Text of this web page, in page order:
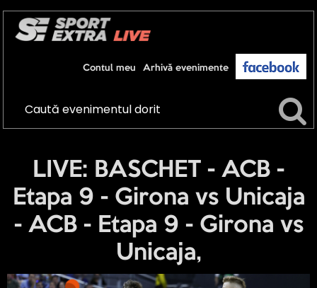
Arhivă evenimente
Contul meu
LIVE: BASCHET - ACB -
Etapa 9 - Girona vs Unicaja
- ACB - Etapa 9 - Girona vs
Unicaja,